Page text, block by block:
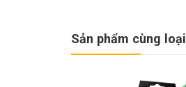
Sản phẩm cùng loại